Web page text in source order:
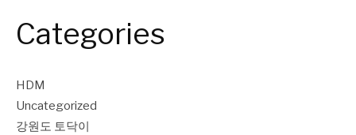
Categories
HDM
Uncategorized
강원도 토닥이